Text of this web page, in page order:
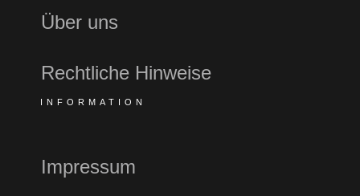
Über uns
Rechtliche Hinweise
INFORMATION
Impressum